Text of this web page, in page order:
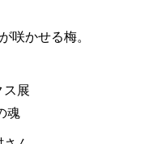
咲かせる梅。
ス展
魂